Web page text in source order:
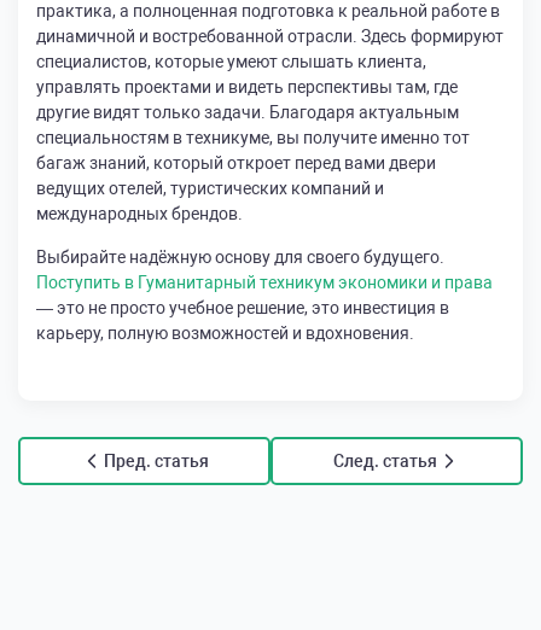
практика, а полноценная подготовка к реальной работе в
динамичной и востребованной отрасли. Здесь формируют
специалистов, которые умеют слышать клиента,
управлять проектами и видеть перспективы там, где
другие видят только задачи. Благодаря актуальным
специальностям в техникуме, вы получите именно тот
багаж знаний, который откроет перед вами двери
ведущих отелей, туристических компаний и
международных брендов.
Выбирайте надёжную основу для своего будущего.
Поступить в Гуманитарный техникум экономики и права
— это не просто учебное решение, это инвестиция в
карьеру, полную возможностей и вдохновения.
Пред. статья След. статья